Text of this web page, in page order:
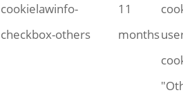
cookielawinfo-
checkbox-others
11
months